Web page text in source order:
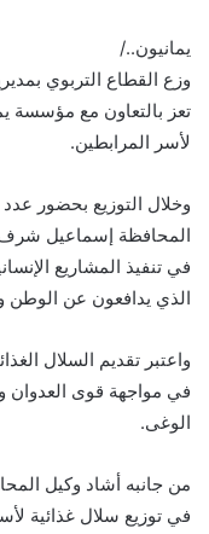
يمانيون../
وزع القطاع التربوي
تعز بالتعاون مع مؤسسة
لأسر المرابطين.
وخلال التوزيع بحضور
المحافظة إسماعيل شرف
في تنفيذ المشاريع
الذي يدافعون عن الوطن
واعتبر تقديم السلال
في مواجهة قوى العدوان
الوغى.
من جانبه أشاد وكيل
في توزيع سلال غذائية